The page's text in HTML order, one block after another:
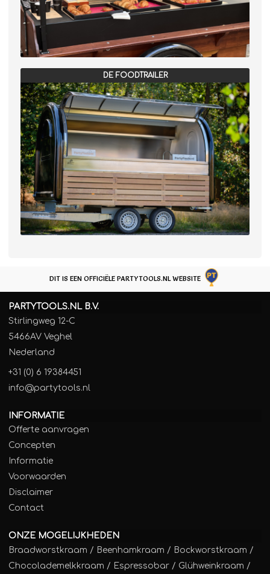
DE FOODTRAILER
DIT IS EEN OFFICIËLE PARTYTOOLS.NL WEBSITE
PARTYTOOLS.NL B.V.
Stirlingweg 12-C
5466AV Veghel
Nederland
+31 (0) 6 19384451
info@partytools.nl
INFORMATIE
Offerte aanvragen
Concepten
Informatie
Voorwaarden
Disclaimer
Contact
ONZE MOGELIJKHEDEN
Braadworstkraam / Beenhamkraam / Bockworstkraam /
Chocolademelkkraam / Espressobar / Glühweinkraam /